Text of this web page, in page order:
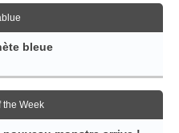
bleue
the Week